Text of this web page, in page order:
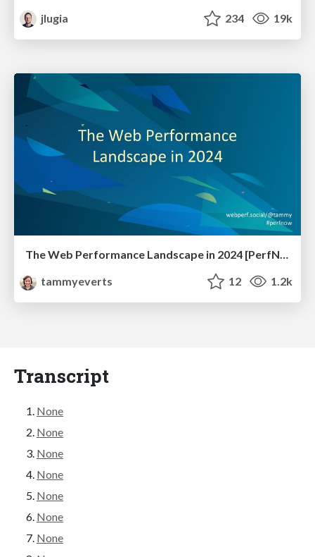
jlugia
234 19k
tammyeverts
12 1.2k
Transcript
None
None
None
None
None
None
None